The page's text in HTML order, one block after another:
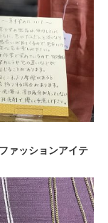
ァッションアイテ